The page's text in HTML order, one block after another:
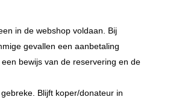
in de webshop voldaan. Bij
gevallen een aanbetaling
bewijs van de reservering en de
Blijft koper/donateur in